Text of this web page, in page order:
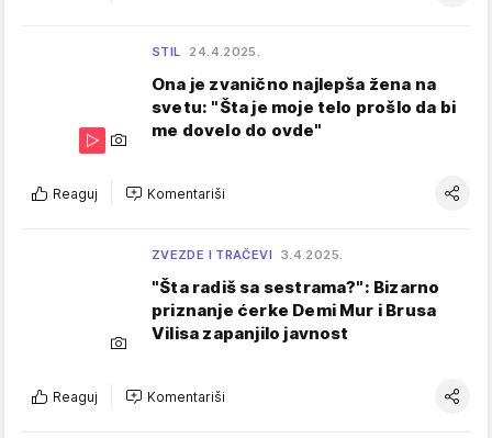
STIL 24.4.2025.
Ona je zvanično najlepša žena na
svetu: "Šta je moje telo prošlo da bi
me dovelo do ovde"
Reaguj Komentariši
ZVEZDE I TRAČEVI 3.4.2025.
"Šta radiš sa sestrama?": Bizarno
priznanje ćerke Demi Mur i Brusa
Vilisa zapanjilo javnost
Reaguj Komentariši